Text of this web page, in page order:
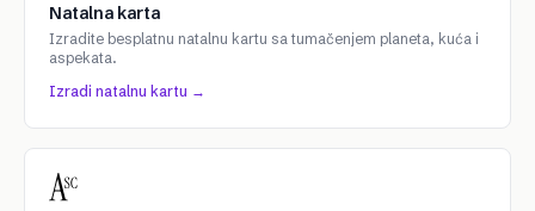
Natalna karta
Izradite besplatnu natalnu kartu sa tumačenjem planeta, kuća i
aspekata.
Izradi natalnu kartu →